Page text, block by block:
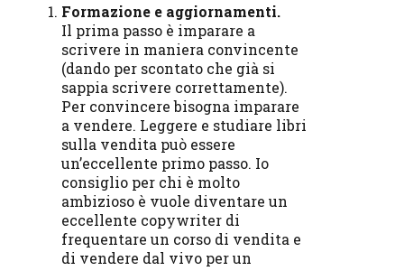
Formazione e aggiornamenti.
Il prima passo è imparare a
scrivere in maniera convincente
(dando per scontato che già si
sappia scrivere correttamente).
Per convincere bisogna imparare
a vendere. Leggere e studiare libri
sulla vendita può essere
un’eccellente primo passo. Io
consiglio per chi è molto
ambizioso è vuole diventare un
eccellente copywriter di
frequentare un corso di vendita e
di vendere dal vivo per un